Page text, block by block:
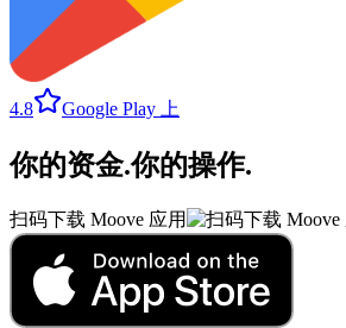
4.8 Google Play 上
你的资金.你的操作.
扫码下载 Moove 应用